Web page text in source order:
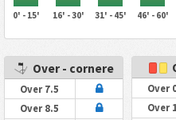
0' - 15' 16' - 30' 31' - 45' 46' - 60'
Over - cornere
Over 7.5
Over 8.5
Over
Over